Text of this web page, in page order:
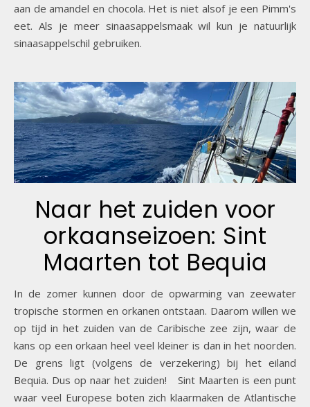
aan de amandel en chocola. Het is niet alsof je een Pimm's
eet. Als je meer sinaasappelsmaak wil kun je natuurlijk
sinaasappelschil gebruiken.
Naar het zuiden voor
orkaanseizoen: Sint
Maarten tot Bequia
In de zomer kunnen door de opwarming van zeewater
tropische stormen en orkanen ontstaan. Daarom willen we
op tijd in het zuiden van de Caribische zee zijn, waar de
kans op een orkaan heel veel kleiner is dan in het noorden.
De grens ligt (volgens de verzekering) bij het eiland
Bequia. Dus op naar het zuiden! Sint Maarten is een punt
waar veel Europese boten zich klaarmaken de Atlantische